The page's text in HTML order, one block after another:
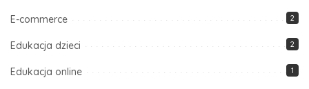
E-commerce 2
Edukacja dzieci 2
Edukacja online 1